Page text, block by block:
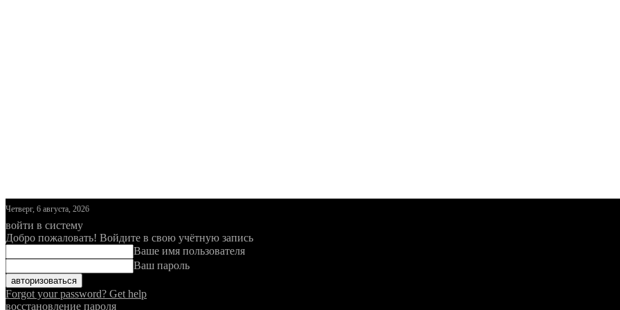
Четверг, 6 августа, 2026
войти в систему
Добро пожаловать! Войдите в свою учётную запись
Ваше имя пользователя
Ваш пароль
Forgot your password? Get help
восстановление пароля